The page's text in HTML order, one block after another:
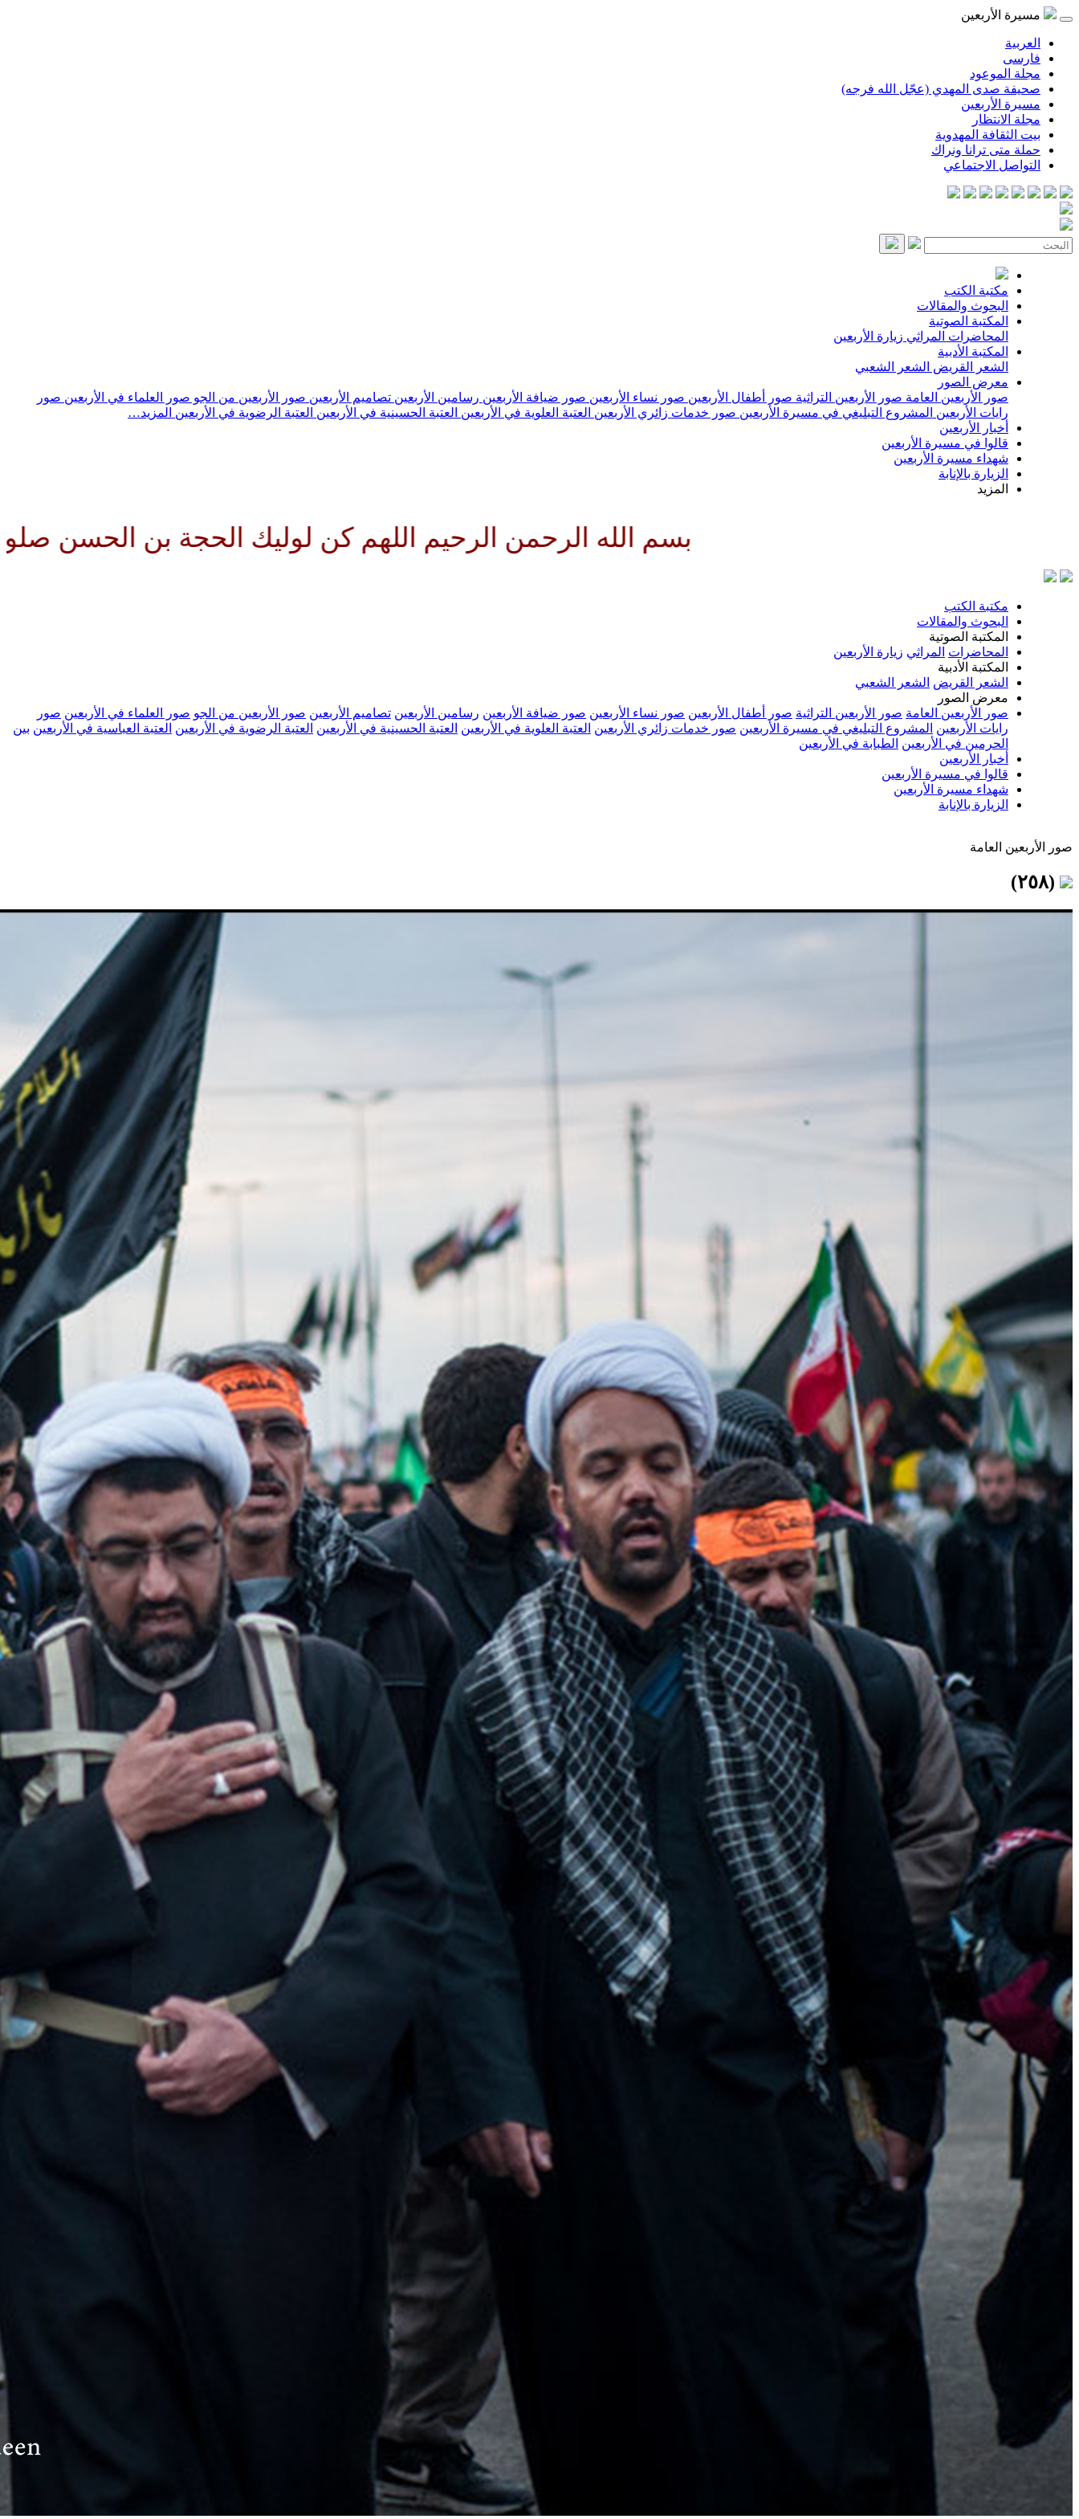
مسيرة الأربعين
العربية
فارسی
مجلة الموعود
صحيفة صدى المهدي (عجّل الله فرجه)
مسيرة الأربعين
مجلة الانتظار
بيت الثقافة المهدوية
حملة متى ترانا ونراك
التواصل الاجتماعي
مكتبة الكتب
البحوث والمقالات
المكتبة الصوتية
المحاضرات المراثي زيارة الأربعين
المكتبة الأدبية
الشعر القريض الشعر الشعبي
معرض الصور
صور الأربعين العامة صور الأربعين التراثية صور أطفال الأربعين صور نساء الأربعين صور ضيافة الأربعين رسامين الأربعين تصاميم الأربعين صور الأربعين من الجو صور العلماء في الأربعين صور
رايات الأربعين المشروع التبليغي في مسيرة الأربعين صور خدمات زائري الأربعين العتبة العلوية في الأربعين العتبة الحسينية في الأربعين العتبة الرضوية في الأربعين المزيد…
أخبار الأربعين
قالوا في مسيرة الأربعين
شهداء مسيرة الأربعين
الزيارة بالإنابة
المزيد
بسم الله الرحمن الرحيم اللهم كن لوليك الحجة بن الحسن صلواتك عليه وعلى
مكتبة الكتب
البحوث والمقالات
المكتبة الصوتية
المحاضرات المراثي زيارة الأربعين
المكتبة الأدبية
الشعر القريض الشعر الشعبي
معرض الصور
صور الأربعين العامة صور الأربعين التراثية صور أطفال الأربعين صور نساء الأربعين صور ضيافة الأربعين رسامين الأربعين تصاميم الأربعين صور الأربعين من الجو صور العلماء في الأربعين صور
رايات الأربعين المشروع التبليغي في مسيرة الأربعين صور خدمات زائري الأربعين العتبة العلوية في الأربعين العتبة الحسينية في الأربعين العتبة الرضوية في الأربعين العتبة العباسية في الأربعين بين
الحرمين في الأربعين الطبابة في الأربعين
أخبار الأربعين
قالوا في مسيرة الأربعين
شهداء مسيرة الأربعين
الزيارة بالإنابة
صور الأربعين العامة
(٢٥٨)